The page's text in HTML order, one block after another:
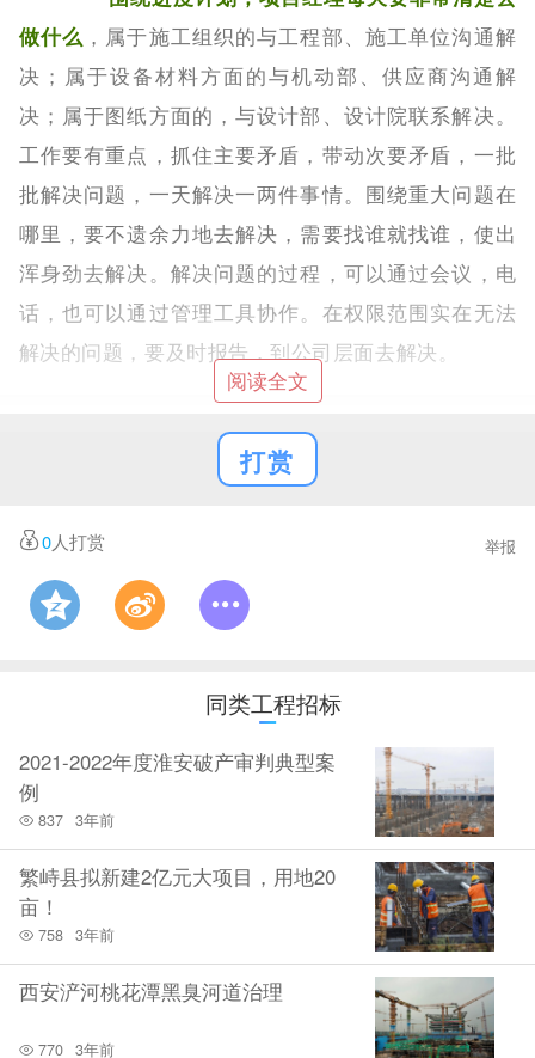
做什么 ，属于施工组织的与工程部、施工单位沟通解
决；属于设备材料方面的与机动部、供应商沟通解
决；属于图纸方面的，与设计部、设计院联系解决。
工作要有重点，抓住主要矛盾，带动次要矛盾，一批
批解决问题，一天解决一两件事情。围绕重大问题在
哪里，要不遗余力地去解决，需要找谁就找谁，使出
浑身劲去解决。解决问题的过程，可以通过会议，电
话，也可以通过管理工具协作。在权限范围实在无法
解决的问题，要及时报告，到公司层面去解决。
一边进行管理一边进行学习
管理和技术是相互的，两者结合才能做得更
好，单方面的去做管理，就不能成为一个合格的管理
人员，只能说是一个调度人员，机械的工作在那个施
工点需多长时间完成和机械完成后下步工作施工点在
成）。比如施工过程中吊车占位如何合理安排工作，
余土、材料的堆放位置，都需要管理人员有一定的学
习能力。管理人员要给自己列一些目标，一个一个去
完成。特别是技术人员初涉工程管理，做到每天进步
一小步，天天有进步。
5
管生产必须管安全
安全和生产是一个有机的整体，安全和生产
管生产的同事要做到五同时，就是计划、
阅读全文
打赏
0人打赏 举报
同类工程招标
2021-2022年度淮安破产审判典型案
例
837 3年前
繁峙县拟新建2亿元大项目，用地20
亩！
758 3年前
西安浐河桃花潭黑臭河道治理
770 3年前